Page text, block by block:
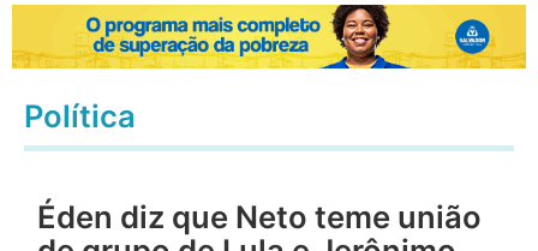
Política
Éden diz que Neto teme união